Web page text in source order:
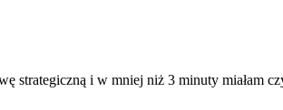
strategiczną i w mniej niż 3 minuty miałam